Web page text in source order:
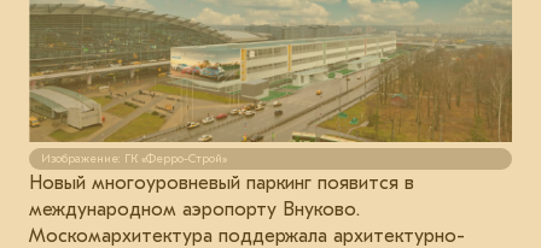
Изображение: ГК «Ферро-Строй»
Новый многоуровневый паркинг появится в
международном аэропорту Внуково.
Москомархитектура поддержала архитектурно-